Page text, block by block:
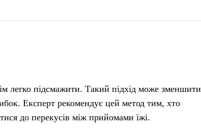
легко підсмажити. Такий підхід може зменшити
Експерт рекомендує цей метод тим, хто
до перекусів між прийомами їжі.